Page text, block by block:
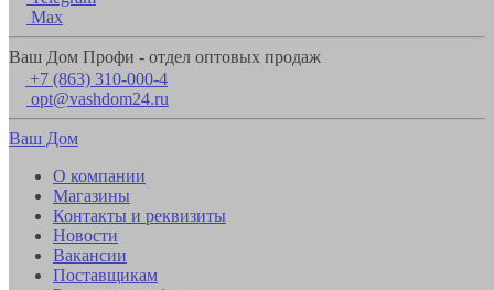
Max
Ваш Дом Профи - отдел оптовых продаж
+7 (863) 310-000-4
opt@vashdom24.ru
Ваш Дом
О компании
Магазины
Контакты и реквизиты
Новости
Вакансии
Поставщикам